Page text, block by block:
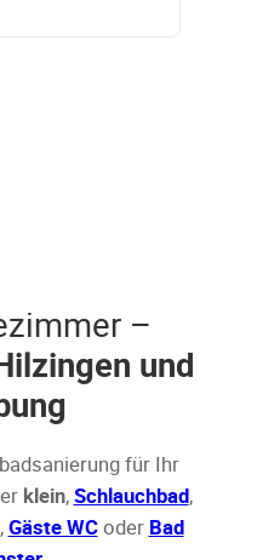
–
und
für Ihr
klein,Schlauchbad,
,Gäste WCoder Bad